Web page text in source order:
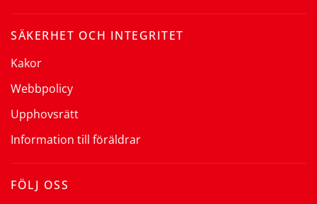
SÄKERHET OCH INTEGRITET
Kakor
Webbpolicy
Upphovsrätt
Information till föräldrar
FÖLJ OSS